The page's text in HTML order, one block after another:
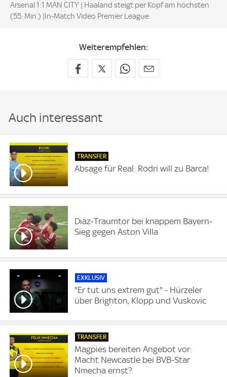
Arsenal 1:1 MAN CITY | Haaland steigt per Kopf am höchsten
(55. Min.) |In-Match Video Premier League
Weiterempfehlen:
Auch interessant
TRANSFER
Absage für Real: Rodri will zu Barca!
Diaz-Traumtor bei knappem Bayern-
Sieg gegen Aston Villa
EXKLUSIV
"Er tut uns extrem gut" - Hürzeler
über Brighton, Klopp und Vuskovic
TRANSFER
Magpies bereiten Angebot vor:
Macht Newcastle bei BVB-Star
Nmecha ernst?